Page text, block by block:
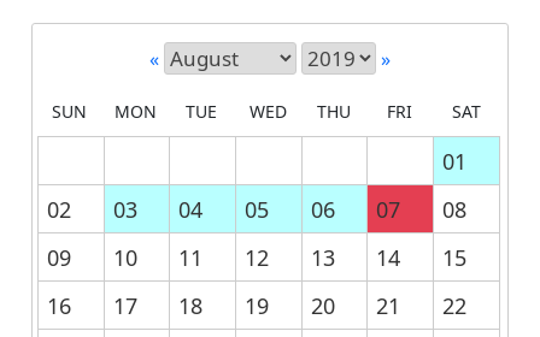
« »
SUN MON TUE WED THU FRI SAT
01
02
03 04 05 06 07
08
09
10 11 12 13 14
15
16
17 18 19 20 21
22